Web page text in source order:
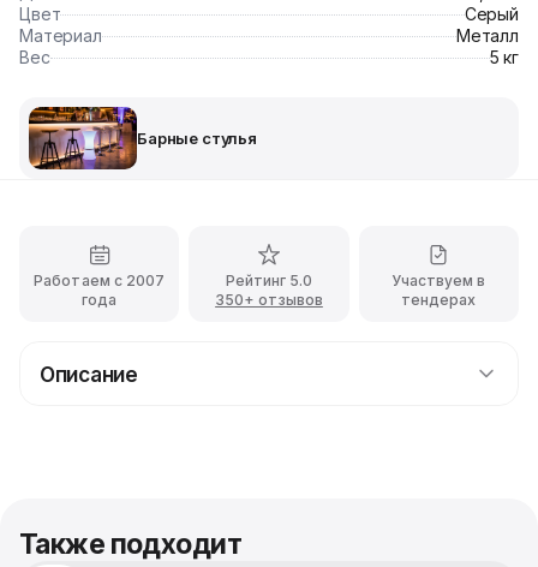
Цвет
Серый
Материал
Металл
Вес
5 кг
Барные стулья
Работаем с 2007
года
Рейтинг 5.0
350+ отзывов
Участвуем в
тендерах
Описание
форму и удобное сиденье, что обеспечивает
Также подходит